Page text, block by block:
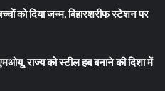
को दिया जन्म, बिहारशरीफ स्टेशन पर
राज्य को स्टील हब बनाने की दिशा में